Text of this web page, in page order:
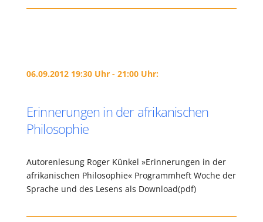
06.09.2012 19:30 Uhr - 21:00 Uhr:
Erinnerungen in der afrikanischen
Philosophie
Autorenlesung Roger Künkel »Erinnerungen in der
afrikanischen Philosophie« Programmheft Woche der
Sprache und des Lesens als Download(pdf)